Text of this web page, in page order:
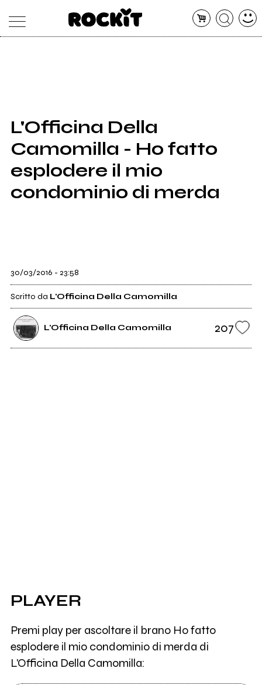
SHOP
RADIO
L'Officina Della
Camomilla - Ho fatto
esplodere il mio
condominio di merda
30/03/2016 - 23:58
Scritto da L'Officina Della Camomilla
L'Officina Della Camomilla 207
PLAYER
Premi play per ascoltare il brano Ho fatto
esplodere il mio condominio di merda di
L'Officina Della Camomilla: